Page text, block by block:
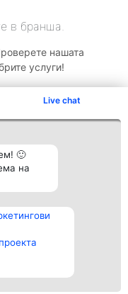
Live chat
🙂
на
в бранша.
нашата
услуги!
Контакти